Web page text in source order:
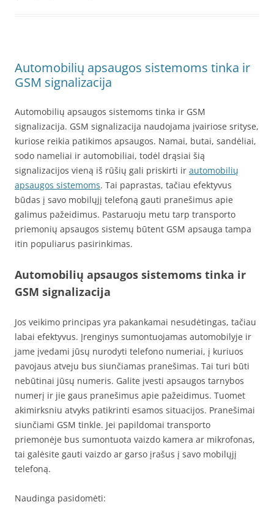
Automobilių apsaugos sistemoms tinka ir
GSM signalizacija
Automobilių apsaugos sistemoms tinka ir GSM
signalizacija. GSM signalizacija naudojama įvairiose srityse,
kuriose reikia patikimos apsaugos. Namai, butai, sandėliai,
sodo nameliai ir automobiliai, todėl drąsiai šią
signalizacijos vieną iš rūšių gali priskirti ir automobilių
apsaugos sistemoms. Tai paprastas, tačiau efektyvus
būdas į savo mobilųjį telefoną gauti pranešimus apie
galimus pažeidimus. Pastaruoju metu tarp transporto
priemonių apsaugos sistemų būtent GSM apsauga tampa
itin populiarus pasirinkimas.
Automobilių apsaugos sistemoms tinka ir
GSM signalizacija
Jos veikimo principas yra pakankamai nesudėtingas, tačiau
labai efektyvus. Įrenginys sumontuojamas automobilyje ir
jame įvedami jūsų nurodyti telefono numeriai, į kuriuos
pavojaus atveju bus siunčiamas pranešimas. Tai turi būti
nebūtinai jūsų numeris. Galite įvesti apsaugos tarnybos
numerį ir jie gaus pranešimus apie pažeidimus. Tuomet
akimirksniu atvyks patikrinti esamos situacijos. Pranešimai
siunčiami GSM tinkle. Jei papildomai transporto
priemonėje bus sumontuota vaizdo kamera ar mikrofonas,
tai galėsite gauti vaizdo ar garso įrašus į savo mobilųjį
telefoną.
Naudinga pasidomėti: